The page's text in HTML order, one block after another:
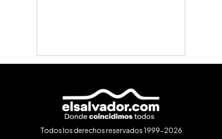
Todos los derechos reservados 1999-2026